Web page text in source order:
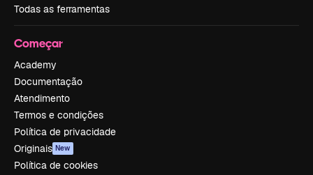
Todas as ferramentas
Começar
Academy
Documentação
Atendimento
Termos e condições
Política de privacidade
Originais New
Política de cookies